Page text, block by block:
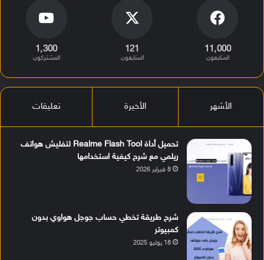
11٬000
المتابعون
121
المتابعون
1٬300
المشتركون
الأشهر الأخيرة تعليقات
تحميل أداة Realme Flash Tool لتفليش هواتف
ريلمي مع شرح كيفية استخدامها
8 فبراير 2026
شرح طريقة تخطي حساب جوجل هواوي بدون
كمبيوتر
18 يوليو 2025